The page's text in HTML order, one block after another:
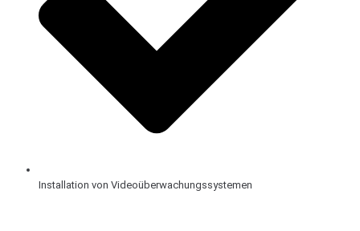
Installation von Videoüberwachungssystemen